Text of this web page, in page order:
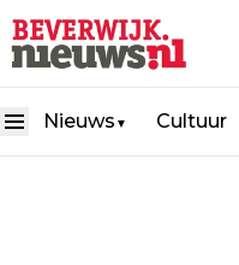
Nieuws ▼ Cultuur